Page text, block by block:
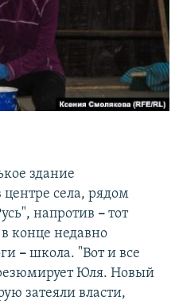
здание
села, рядом
напротив – тот
конце недавно
– школа. "Вот и все
Юля. Новый
затеяли власти,